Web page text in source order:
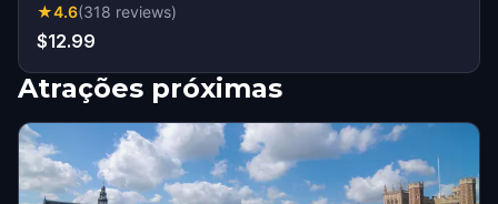
★4.6(318 reviews)
$12.99
Atrações próximas